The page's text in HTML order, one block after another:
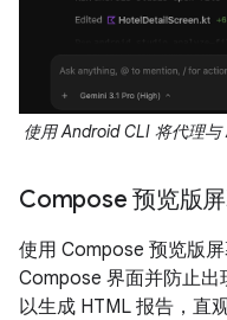
使用 Android CLI 将代理与
Compose 预览版
使用 Compose 预览版
Compose 界面并防止
以生成 HTML 报告，直